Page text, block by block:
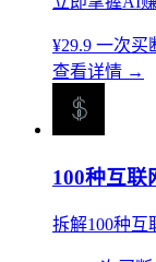
¥29.9 一次买
查看详情 →
100种互联
拆解100种互